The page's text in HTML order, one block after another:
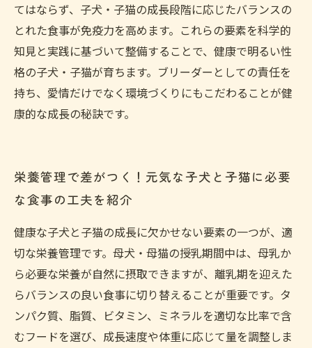
てはならず、子犬・子猫の成長段階に応じたバランスの
とれた食事が免疫力を高めます。これらの要素を科学的
知見と実践に基づいて整備することで、健康で明るい性
格の子犬・子猫が育ちます。ブリーダーとしての責任を
持ち、愛情だけでなく環境づくりにもこだわることが健
康的な成長の秘訣です。
栄養管理で差がつく！元気な子犬と子猫に必要
な食事の工夫を紹介
健康な子犬と子猫の成長に欠かせない要素の一つが、適
切な栄養管理です。母犬・母猫の授乳期間中は、母乳か
ら必要な栄養が自然に摂取できますが、離乳期を迎えた
らバランスの良い食事に切り替えることが重要です。タ
ンパク質、脂質、ビタミン、ミネラルを適切な比率で含
むフードを選び、成長速度や体重に応じて量を調整しま